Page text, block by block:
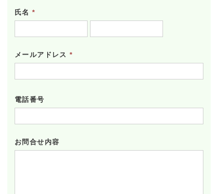
氏名*
メールアドレス*
電話番号
お問合せ内容